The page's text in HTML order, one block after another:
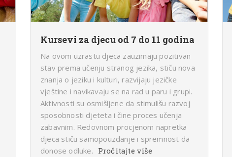
Kursevi za djecu od 7 do 11 godina
Na ovom uzrastu djeca zauzimaju pozitivan
stav prema učenju stranog jezika, stiču nova
znanja o jeziku i kulturi, razvijaju jezičke
vještine i navikavaju se na rad u paru i grupi.
Aktivnosti su osmišljene da stimulišu razvoj
sposobnosti djeteta i čine proces učenja
zabavnim. Redovnom procjenom napretka
djeca stiču samopouzdanje i spremnost da
donose odluke. Pročitajte više